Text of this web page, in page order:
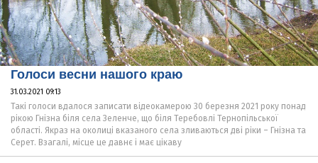
Голоси весни нашого краю
31.03.2021 09:13
Такі голоси вдалося записати відеокамерою 30 березня 2021 року понад
рікою Гнізна біля села Зеленче, що біля Теребовлі Тернопільської
області. Якраз на околиці вказаного села зливаються дві ріки – Гнізна та
Серет. Взагалі, місце це давнє і має цікаву